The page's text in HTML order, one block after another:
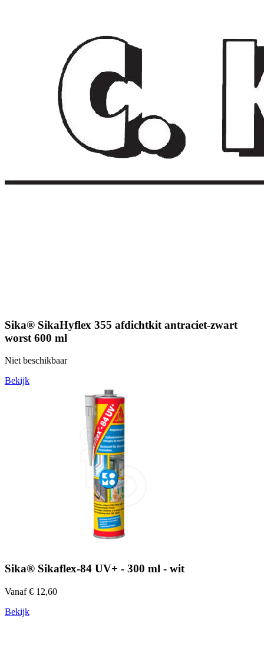
Sika® SikaHyflex 355 afdichtkit antraciet-zwart
worst 600 ml
Niet beschikbaar
Bekijk
Sika® Sikaflex-84 UV+ - 300 ml - wit
Vanaf € 12,60
Bekijk